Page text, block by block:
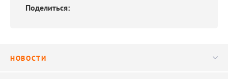
Поделиться:
НОВОСТИ